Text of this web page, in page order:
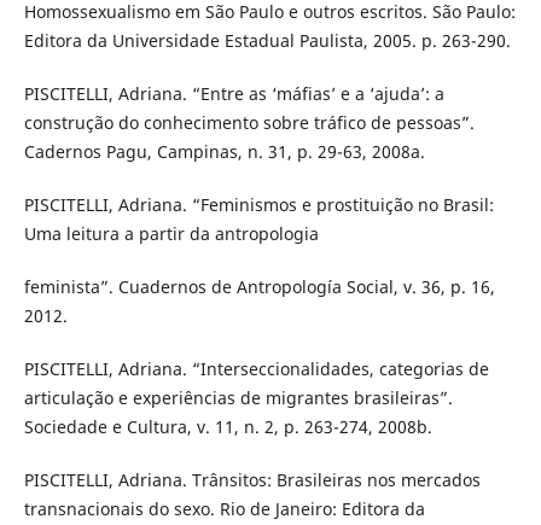
Homossexualismo em São Paulo e outros escritos. São Paulo:
Editora da Universidade Estadual Paulista, 2005. p. 263-290.
PISCITELLI, Adriana. “Entre as ‘máfias’ e a ‘ajuda’: a
construção do conhecimento sobre tráfico de pessoas”.
Cadernos Pagu, Campinas, n. 31, p. 29-63, 2008a.
PISCITELLI, Adriana. “Feminismos e prostituição no Brasil:
Uma leitura a partir da antropologia
feminista”. Cuadernos de Antropología Social, v. 36, p. 16,
2012.
PISCITELLI, Adriana. “Interseccionalidades, categorias de
articulação e experiências de migrantes brasileiras”.
Sociedade e Cultura, v. 11, n. 2, p. 263-274, 2008b.
PISCITELLI, Adriana. Trânsitos: Brasileiras nos mercados
transnacionais do sexo. Rio de Janeiro: Editora da